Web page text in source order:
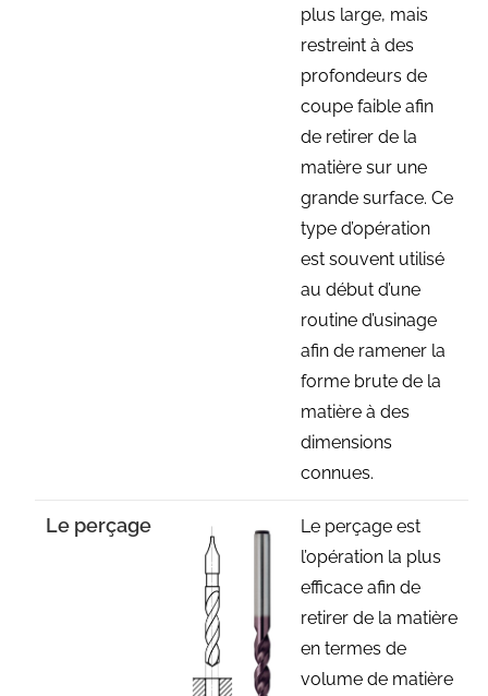
plus large, mais
restreint à des
profondeurs de
coupe faible afin
de retirer de la
matière sur une
grande surface. Ce
type d’opération
est souvent utilisé
au début d’une
routine d’usinage
afin de ramener la
forme brute de la
matière à des
dimensions
connues.
Le perçage
Le perçage est
l’opération la plus
efficace afin de
retirer de la matière
en termes de
volume de matière